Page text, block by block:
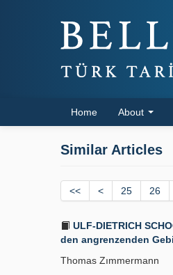
Home About
Similar Articles
<< < 25 26
ULF-DIETRICH
den angrenzenden
Thomas Zımmermann